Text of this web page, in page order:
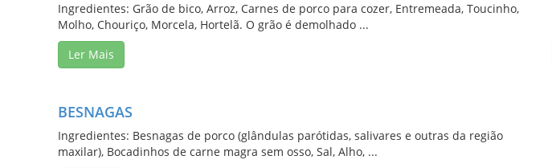
Ingredientes: Grão de bico, Arroz, Carnes de porco para cozer, Entremeada, Toucinho,
Molho, Chouriço, Morcela, Hortelã. O grão é demolhado ...
Ler Mais
BESNAGAS
Ingredientes: Besnagas de porco (glândulas parótidas, salivares e outras da região
maxilar), Bocadinhos de carne magra sem osso, Sal, Alho, ...